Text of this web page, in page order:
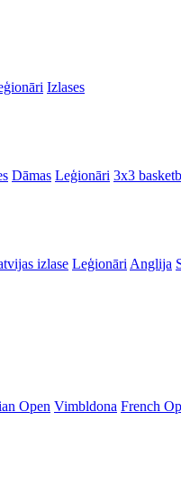
Izlases
Dāmas Leģionāri 3x3
izlase Leģionāri Anglija
Open Vimbldona French